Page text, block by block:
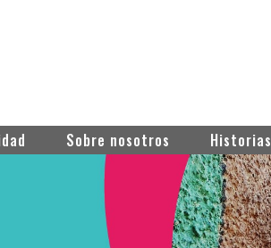
Sobre nosotros Historias